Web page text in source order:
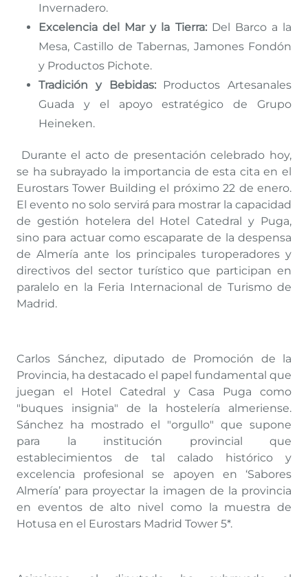
Invernadero.
Excelencia del Mar y la Tierra:Del Barco a la
Mesa, Castillo de Tabernas, Jamones Fondón
y Productos Pichote.
Tradición y Bebidas:Productos Artesanales
Guada y el apoyo estratégico de Grupo
Heineken.
Durante el acto de presentación celebrado hoy,
se ha subrayado la importancia de esta cita en el
Eurostars Tower Building el próximo 22 de enero.
El evento no solo servirá para mostrar la capacidad
de gestión hotelera del Hotel Catedral y Puga,
sino para actuar como escaparate de la despensa
de Almería ante los principales turoperadores y
directivos del sector turístico que participan en
paralelo en la Feria Internacional de Turismo de
Madrid.
Carlos Sánchez, diputado de Promoción de la
Provincia, ha destacado el papel fundamental que
juegan el Hotel Catedral y Casa Puga como
"buques insignia" de la hostelería almeriense.
Sánchez ha mostrado el "orgullo" que supone
para la institución provincial que
establecimientos de tal calado histórico y
excelencia profesional se apoyen en ‘Sabores
Almería’ para proyectar la imagen de la provincia
en eventos de alto nivel como la muestra de
Hotusa en el Eurostars Madrid Tower 5*.